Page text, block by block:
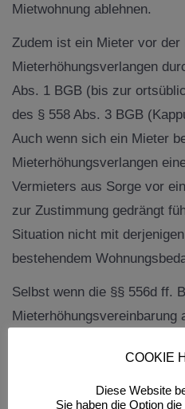
Mietwohnung ablehnen.
Zudem ist ein Mieter vor der
Mieterhöhungsverlangen
Abs. 1 BGB (bis zur
des § 558 Abs. 3 BGB
Auch wenn sich ein Mieter
Mieterhöhungsverlangen
Vermieters aus Sorge vor
zur Zustimmung gedrängt
Situation nicht mit
bestehendem
Selbst wenn die §§ 556d ff.
Mieterhöhungsvereinbarung
erhöhte Miete mit der
Zeitpunkt der
COOKIE
Diese Website
Sie haben die Option